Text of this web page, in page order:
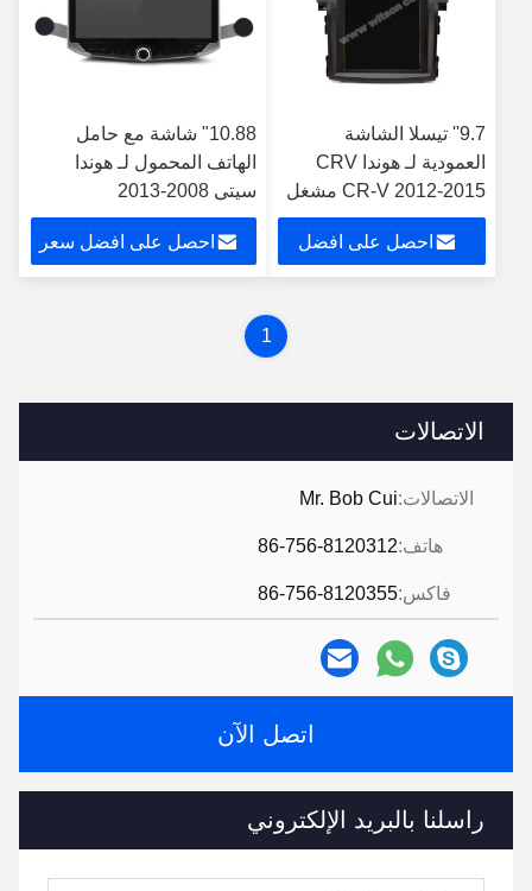
الاتصالات
الاتصالات:Mr. Bob Cui
هاتف:86-756-8120312
فاكس:86-756-8120355
اتصل الآن
راسلنا بالبريد الإلكتروني
9.7'' تيسلا الشاشة
العمودية لـ هوندا CRV
CR-V 2012-2015 مشغل
الوسائط المتعددة
للسيارات الروبوتية
احصل على افضل
10.88" شاشة مع حامل
الهاتف المحمول لـ هوندا
سيتي 2008-2013
احصل على افضل سعر
1